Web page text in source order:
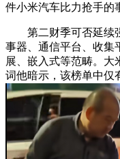
件小米汽车比力抢手的
第二财季可否延续强
事器、通信平台、收集
展、嵌入式等范畴。大
词他暗示，该榜单中仅